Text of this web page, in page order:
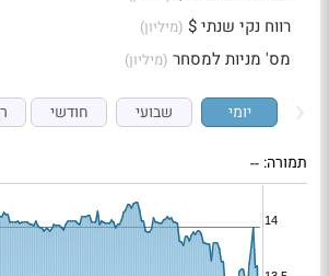
רווח נקי שנתי $ (מיליון)
מס' מניות למסחר (מיליון)
יומי שבועי חודשי
תמורה: --